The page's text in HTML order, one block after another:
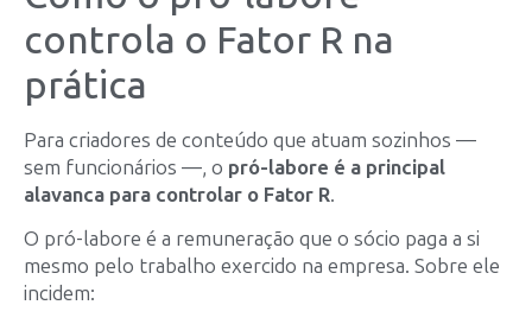
controla o Fator R na
prática
Para criadores de conteúdo que atuam sozinhos —
sem funcionários —, o pró-labore é a principal
alavanca para controlar o Fator R.
O pró-labore é a remuneração que o sócio paga a si
mesmo pelo trabalho exercido na empresa. Sobre ele
incidem: